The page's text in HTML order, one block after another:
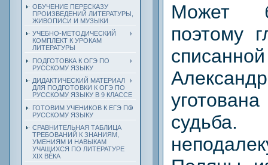
ОБУЧЕНИЕ ПЕРЕСКАЗУ
ПРОИЗВЕДЕНИЙ ЛИТЕРАТУРЫ,
ЖИВОПИСИ И МУЗЫКИ
УЧЕБНО-МЕТОДИЧЕСКИЙ
КОМПЛЕКТ К УРОКАМ
ЛИТЕРАТУРЫ
ПОДГОТОВКА К ОГЭ ПО
РУССКОМУ ЯЗЫКУ
ДИДАКТИЧЕСКИЙ МАТЕРИАЛ
ДЛЯ ПОДГОТОВКИ К ОГЭ ПО
РУССКОМУ ЯЗЫКУ В 9 КЛАССЕ
ГОТОВИМ УЧЕНИКОВ К ЕГЭ ПО
РУССКОМУ ЯЗЫКУ
СРАВНИТЕЛЬНАЯ ТАБЛИЦА
ТРЕБОВАНИЙ К ЗНАНИЯМ,
УМЕНИЯМ И НАВЫКАМ
УЧАЩИХСЯ ПО ЛИТЕРАТУРЕ
ХIХ ВЕКА
Может
поэтому